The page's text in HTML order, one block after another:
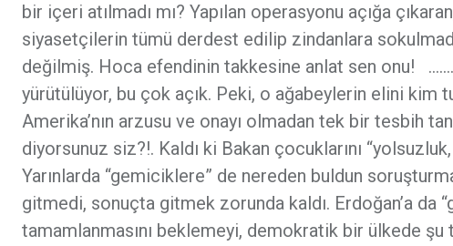
bir içeri atılmadı mı? Yapılan operasyonu açığa
siyasetçilerin tümü derdest edilip zindanlara
değilmiş. Hoca efendinin takkesine anlat sen onu!
yürütülüyor, bu çok açık. Peki, o ağabeylerin elini kim
Amerika’nın arzusu ve onayı olmadan tek bir tesbih
diyorsunuz siz?!. Kaldı ki Bakan çocuklarını
Yarınlarda “gemiciklere” de nereden buldun
gitmedi, sonuçta gitmek zorunda kaldı. Erdoğan’a da
tamamlanmasını beklemeyi, demokratik bir ülkede şu